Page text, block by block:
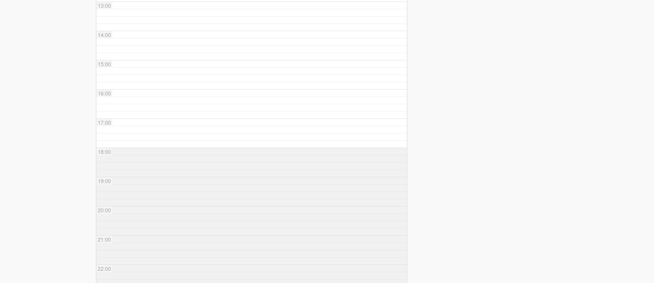
13:00
14:00
15:00
16:00
17:00
18:00
19:00
20:00
21:00
22:00